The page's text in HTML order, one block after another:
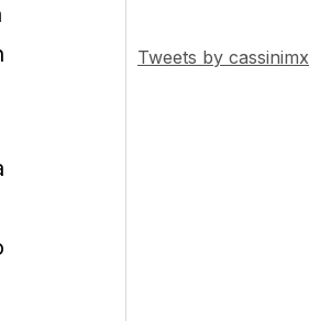
Tweets by cassinimx